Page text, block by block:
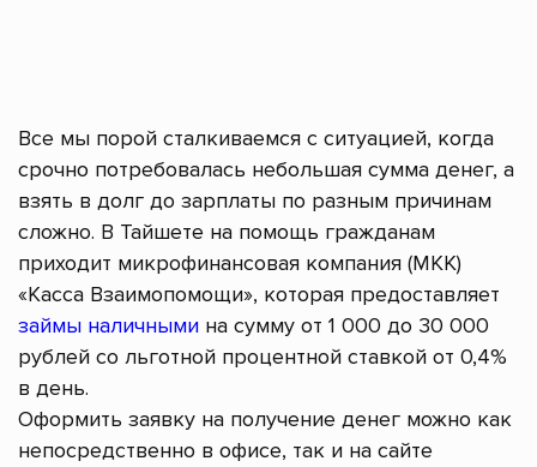
Все мы порой сталкиваемся с ситуацией, когда
срочно потребовалась небольшая сумма денег, а
взять в долг до зарплаты по разным причинам
сложно. В Тайшете на помощь гражданам
приходит микрофинансовая компания (МКК)
«Касса Взаимопомощи», которая предоставляет
займы наличными на сумму от 1 000 до 30 000
рублей со льготной процентной ставкой от 0,4%
в день.
Оформить заявку на получение денег можно как
непосредственно в офисе, так и на сайте